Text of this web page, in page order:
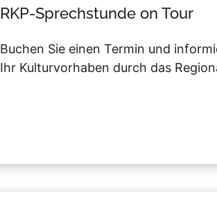
RKP-Sprechstunde on Tour
Buchen Sie einen Termin und
Ihr Kulturvorhaben durch das